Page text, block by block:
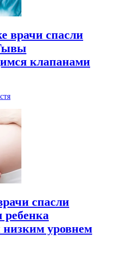
врачи спасли
клапанами
спасли
ребенка
низким уровнем